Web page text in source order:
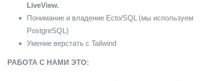
LiveView.
Понимание и владение Ecto/SQL (мы используем
PostgreSQL)
Умение верстать с Tailwind
РАБОТА С НАМИ ЭТО: